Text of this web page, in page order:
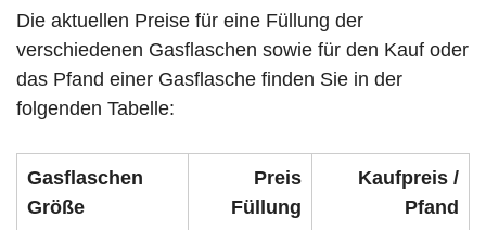
Die aktuellen Preise für eine Füllung der
verschiedenen Gasflaschen sowie für den Kauf oder
das Pfand einer Gasflasche finden Sie in der
folgenden Tabelle:
Gasflaschen
Größe
Preis
Füllung
Kaufpreis /
Pfand